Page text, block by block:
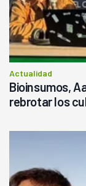
Actualidad
Bioinsumos,
rebrotar los